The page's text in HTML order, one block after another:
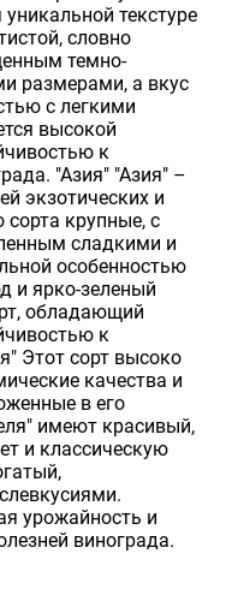
текстуре
словно
темно-
размерами, а вкус
с легкими
высокой
к
"Азия" "Азия" –
экзотических и
крупные, с
сладкими и
особенностью
и ярко-зеленый
обладающий
к
Этот сорт высоко
качества и
в его
имеют красивый,
и классическую
урожайность и
винограда.